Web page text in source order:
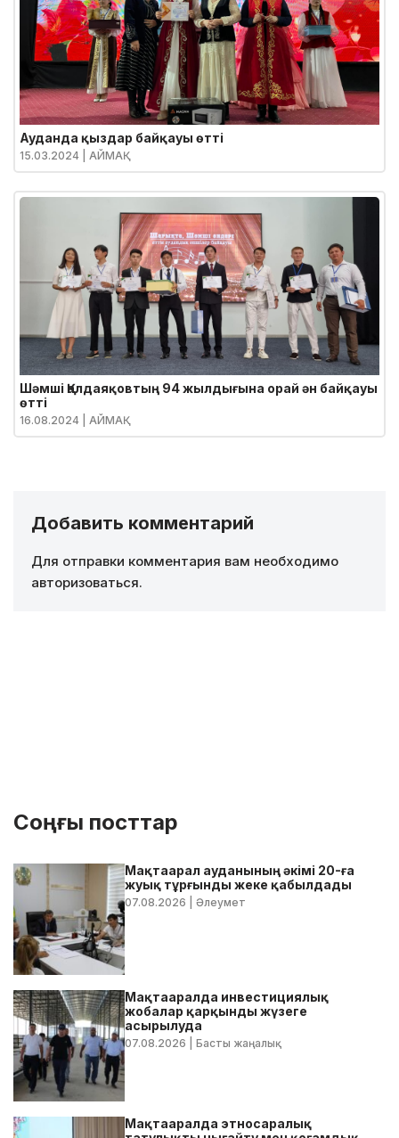
Ауданда қыздар байқауы өтті
15.03.2024 | АЙМАҚ
Шәмші Қалдаяқовтың 94 жылдығына орай ән байқауы
өтті
16.08.2024 | АЙМАҚ
Добавить комментарий
Для отправки комментария вам необходимо
авторизоваться.
Соңғы посттар
Мақтаарал ауданының әкімі 20-ға
жуық тұрғынды жеке қабылдады
07.08.2026 | Әлеумет
Мақтааралда инвестициялық
жобалар қарқынды жүзеге
асырылуда
07.08.2026 | Басты жаңалық
Мақтааралда этносаралық